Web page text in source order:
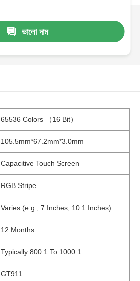
ভালো দাম
65536 Colors （16 Bit）
105.5mm*67.2mm*3.0mm
Capacitive Touch Screen
RGB Stripe
Varies (e.g., 7 Inches, 10.1 Inches)
12 Months
Typically 800:1 To 1000:1
GT911